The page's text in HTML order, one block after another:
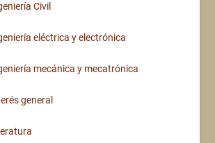
Civil
eléctrica y electrónica
mecánica y mecatrónica
general